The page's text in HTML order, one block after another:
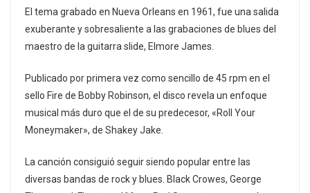
El tema grabado en Nueva Orleans en 1961, fue una salida
exuberante y sobresaliente a las grabaciones de blues del
maestro de la guitarra slide, Elmore James.
Publicado por primera vez como sencillo de 45 rpm en el
sello Fire de Bobby Robinson, el disco revela un enfoque
musical más duro que el de su predecesor, «Roll Your
Moneymaker», de Shakey Jake.
La canción consiguió seguir siendo popular entre las
diversas bandas de rock y blues. Black Crowes, George